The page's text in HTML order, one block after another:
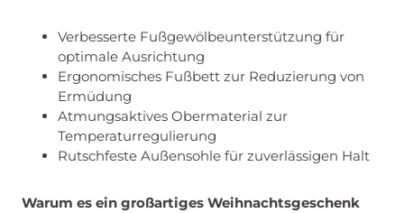
Verbesserte Fußgewölbeunterstützung für
optimale Ausrichtung
Ergonomisches Fußbett zur Reduzierung von
Ermüdung
Atmungsaktives Obermaterial zur
Temperaturregulierung
Rutschfeste Außensohle für zuverlässigen Halt
Warum es ein großartiges Weihnachtsgeschenk